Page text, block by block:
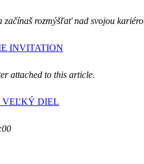
začínaš rozmýšľať nad svojou
INVITATION
attached to this article.
VEĽKÝ DIEL